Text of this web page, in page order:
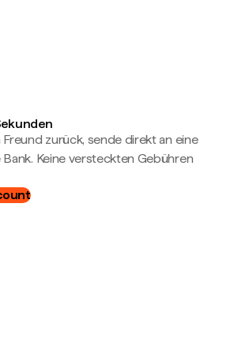
Freund zurück, sende direkt an eine
Keine versteckten Gebühren